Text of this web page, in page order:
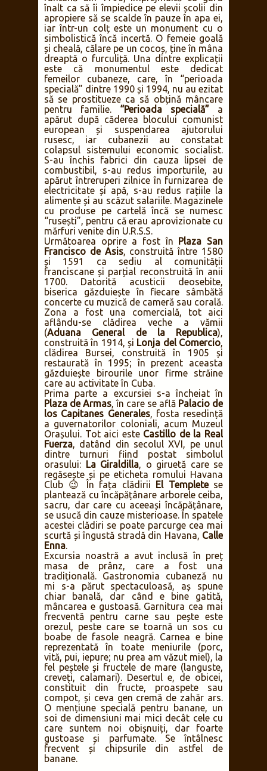
înalt ca să îi împiedice pe elevii școlii din
apropiere să se scalde în pauze în apa ei,
iar într-un colț este un monument cu o
simbolistică încă incertă. O femeie goală
și cheală, călare pe un cocoș, ține în mâna
dreaptă o furculiță. Una dintre explicații
este că monumentul este dedicat
femeilor cubaneze, care, în “perioada
specială” dintre 1990 și 1994, nu au ezitat
să se prostitueze ca să obțină mâncare
pentru familie. “Perioada specială” a
apărut după căderea blocului comunist
european și suspendarea ajutorului
rusesc, iar cubanezii au constatat
colapsul sistemului economic socialist.
S-au închis fabrici din cauza lipsei de
combustibil, s-au redus importurile, au
apărut întreruperi zilnice în furnizarea de
electricitate și apă, s-au redus rațiile la
alimente și au scăzut salariile. Magazinele
cu produse pe cartelă încă se numesc
“rusești”, pentru că erau aprovizionate cu
mărfuri venite din U.R.S.S.
Următoarea oprire a fost în Plaza San
Francisco de Asis, construită între 1580
și 1591 ca sediu al comunității
franciscane și parțial reconstruită în anii
1700. Datorită acusticii deosebite,
biserica găzduiește în fiecare sâmbătă
concerte cu muzică de cameră sau corală.
Zona a fost una comercială, tot aici
aflându-se clădirea veche a vămii
(Aduana General de la Republica),
construită în 1914, și Lonja del Comercio,
clădirea Bursei, construită în 1905 și
restaurată în 1995; în prezent aceasta
găzduiește birourile unor firme străine
care au activitate în Cuba.
Prima parte a excursiei s-a încheiat în
Plaza de Armas, în care se află Palacio de
los Capitanes Generales, fosta resedință
a guvernatorilor coloniali, acum Muzeul
Orașului. Tot aici este Castillo de la Real
Fuerza, datând din secolul XVI, pe unul
dintre turnuri fiind postat simbolul
orasului: La Giraldilla, o giruetă care se
regăsește și pe eticheta romului Havana
Club 😉 În fața clădirii El Templetese
plantează cu încăpățânare arborele ceiba,
sacru, dar care cu aceeași încăpățânare,
se usucă din cauze misterioase. În spatele
acestei clădiri se poate parcurge cea mai
scurtă și îngustă stradă din Havana, Calle
Enna.
Excursia noastră a avut inclusă în preț
masa de prânz, care a fost una
tradițională. Gastronomia cubaneză nu
mi s-a părut spectaculoasă, aș spune
chiar banală, dar când e bine gatită,
mâncarea e gustoasă. Garnitura cea mai
frecventă pentru carne sau pește este
orezul, peste care se toarnă un sos cu
boabe de fasole neagră. Carnea e bine
reprezentată în toate meniurile (porc,
vită, pui, iepure; nu prea am văzut miel), la
fel peștele și fructele de mare (languste,
creveți, calamari). Desertul e, de obicei,
constituit din fructe, proaspete sau
compot, și ceva gen cremă de zahăr ars.
O mențiune specială pentru banane, un
soi de dimensiuni mai mici decât cele cu
care suntem noi obișnuiți, dar foarte
gustoase și parfumate. Se întâlnesc
frecvent și chipsurile din astfel de
banane.